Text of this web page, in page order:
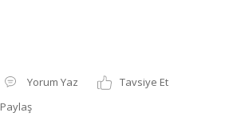
Yorum Yaz
Tavsiye Et
Paylaş